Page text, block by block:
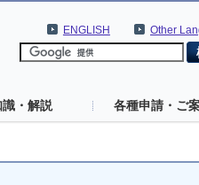
Other
ENGLISH
識・解説 各種申請・ご